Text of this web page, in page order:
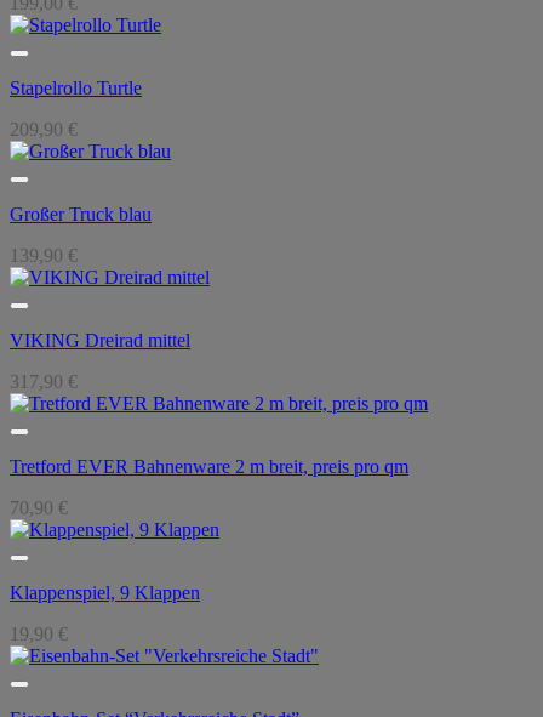
Stapelrollo Turtle
209,90 €
Großer Truck blau
139,90 €
VIKING Dreirad mittel
317,90 €
Tretford EVER Bahnenware 2 m breit, preis pro qm
70,90 €
Klappenspiel, 9 Klappen
19,90 €